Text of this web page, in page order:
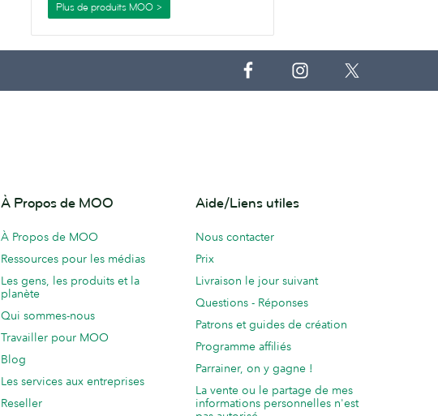
Plus de produits MOO >
À Propos de MOO
À Propos de MOO
Ressources pour les médias
Les gens, les produits et la
planète
Qui sommes-nous
Travailler pour MOO
Blog
Les services aux entreprises
Reseller
Aide/Liens utiles
Nous contacter
Prix
Livraison le jour suivant
Questions - Réponses
Patrons et guides de création
Programme affiliés
Parrainer, on y gagne !
La vente ou le partage de mes
informations personnelles n'est